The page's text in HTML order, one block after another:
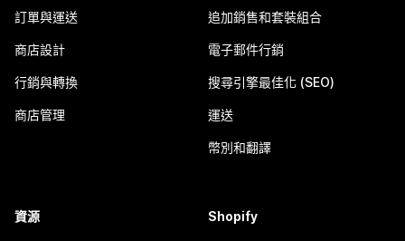
訂單與運送
商店設計
行銷與轉換
商店管理
追加銷售和套裝組合
電子郵件行銷
搜尋引擎最佳化 (SEO)
運送
幣別和翻譯
資源 Shopify